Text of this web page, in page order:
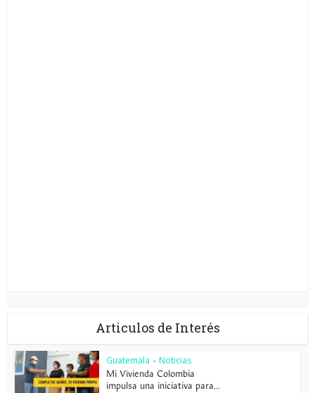
Articulos de Interés
Guatemala • Noticias
Mi Vivienda Colombia
impulsa una iniciativa para...